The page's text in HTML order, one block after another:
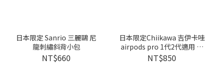
日本限定 Sanrio 三麗鷗 尼
龍刺繡斜背小包
NT$660
日本限定Chiikawa 吉伊卡哇
airpods pro 1代2代適用 保
護殼
NT$850